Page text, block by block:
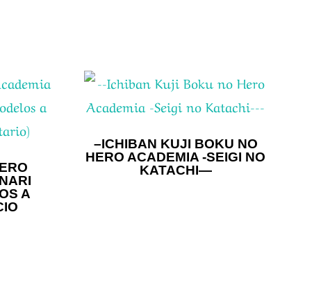
A
–ICHIBAN KUJI BOKU NO
HERO ACADEMIA -SEIGI NO
KATACHI—